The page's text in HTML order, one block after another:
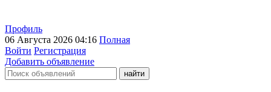
Профиль
06 Августа 2026 04:16 Полная
Войти Регистрация
Добавить объявление